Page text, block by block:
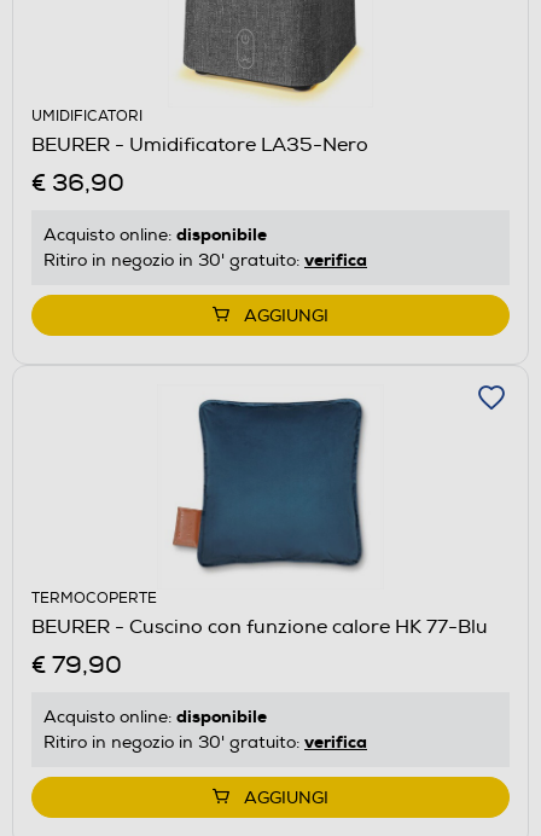
UMIDIFICATORI
BEURER - Umidificatore LA35-Nero
€ 36,90
Acquisto online: disponibile
Ritiro in negozio in 30' gratuito: verifica
AGGIUNGI
TERMOCOPERTE
BEURER - Cuscino con funzione calore HK 77-Blu
€ 79,90
Acquisto online: disponibile
Ritiro in negozio in 30' gratuito: verifica
AGGIUNGI